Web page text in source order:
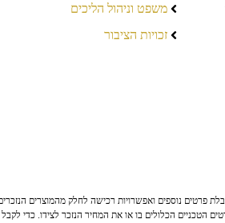
משפט וניהול הליכים
זכויות הציבור
נוספים ואפשרויות רכישה לחלק מהמוצרים הנזכרים
הכלולים בו או את המחיר הנזכר לצידו. כדי